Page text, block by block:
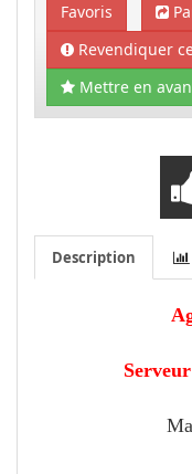
Favoris
Revendiquer
Mettre en
Description